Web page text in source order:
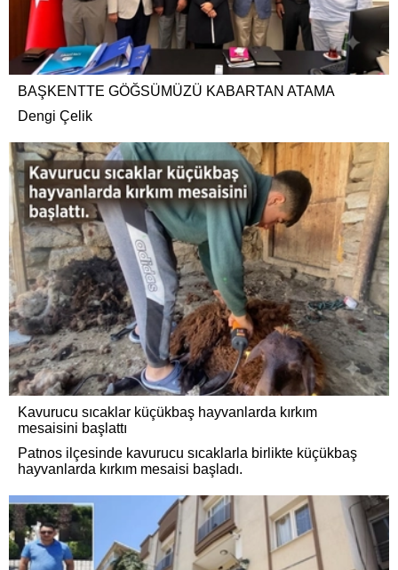
BAŞKENTTE GÖĞSÜMÜZÜ KABARTAN ATAMA
Dengi Çelik
Kavurucu sıcaklar küçükbaş hayvanlarda kırkım
mesaisini başlattı
Patnos ilçesinde kavurucu sıcaklarla birlikte küçükbaş
hayvanlarda kırkım mesaisi başladı.